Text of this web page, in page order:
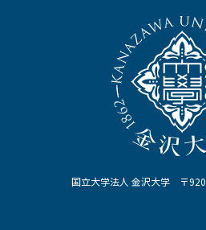
国立大学法人 金沢大学 〒